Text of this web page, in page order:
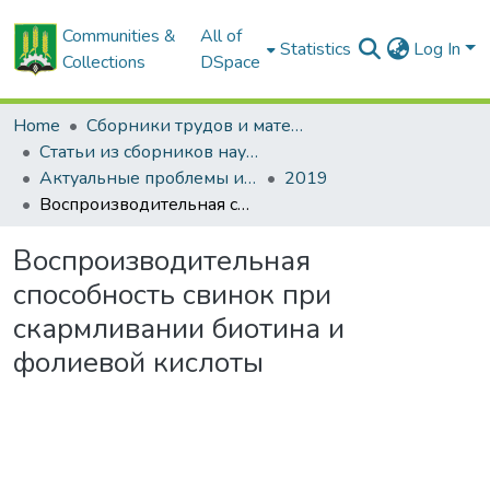
Communities &
Collections
All of
DSpace
Statistics Log In
Home
Сборники трудов и материалов конференций
Статьи из сборников научных трудов
Актуальные проблемы интенсивного развития животноводства: сб. науч. тр.
2019
Воспроизводительная способность свинок при скармливании биотина и фолиевой кислоты
Воспроизводительная
способность свинок при
скармливании биотина и
фолиевой кислоты